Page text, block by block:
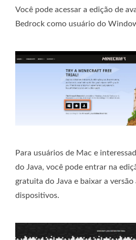
Você pode acessar a edição de
Bedrock como usuário do
Para usuários de Mac e
do Java, você pode entrar na
gratuita do Java e baixar a versão
dispositivos.